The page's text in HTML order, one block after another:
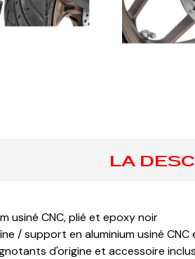
LA
usiné CNC, plié et epoxy noir
/ support en aluminium usiné
d'origine et accessoire inclus